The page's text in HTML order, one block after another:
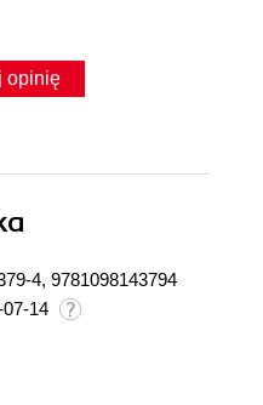
opinię
4, 9781098143794
07-14